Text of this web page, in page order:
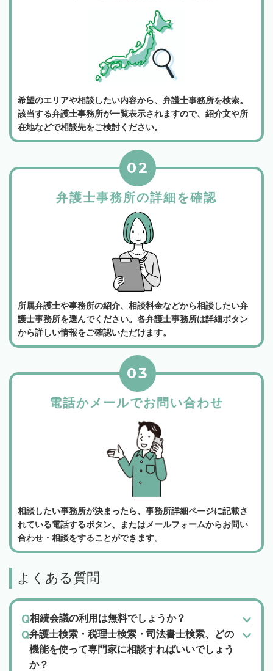
希望のエリアや相談したい内容から、弁護士事務所を検索。
該当する弁護士事務所が一覧表示されますので、紹介文や所
在地などで相談先をご検討ください。
弁護士事務所の詳細を確認
02
所属弁護士や事務所の紹介、相談料金などから相談したい弁
護士事務所を選んでください。各弁護士事務所は詳細ボタン
から詳しい情報をご確認いただけます。
電話かメールでお問い合わせ
03
相談したい事務所が決まったら、事務所詳細ページに記載さ
れている電話するボタン、またはメールフォームからお問い
合わせ・相談をすることができます。
よくある質問
相続会議の利用は無料でしょうか？
弁護士検索・税理士検索・司法書士検索、どの
機能を使って専門家に相談すればいいでしょう
か？